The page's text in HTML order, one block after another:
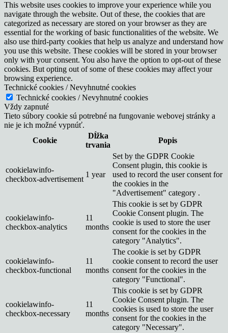
This website uses cookies to improve your experience while you
navigate through the website. Out of these, the cookies that are
categorized as necessary are stored on your browser as they are
essential for the working of basic functionalities of the website. We
also use third-party cookies that help us analyze and understand how
you use this website. These cookies will be stored in your browser
only with your consent. You also have the option to opt-out of these
cookies. But opting out of some of these cookies may affect your
browsing experience.
Technické cookies / Nevyhnutné cookies
Technické cookies / Nevyhnutné cookies
Vždy zapnuté
Tieto súbory cookie sú potrebné na fungovanie webovej stránky a
nie je ich možné vypnúť.
Cookie
Dĺžka
trvania
Popis
cookielawinfo-
checkbox-advertisement
1 year
Set by the GDPR Cookie
Consent plugin, this cookie is
used to record the user consent for
the cookies in the
"Advertisement" category .
cookielawinfo-
checkbox-analytics
11
months
This cookie is set by GDPR
Cookie Consent plugin. The
cookie is used to store the user
consent for the cookies in the
category "Analytics".
cookielawinfo-
checkbox-functional
11
months
The cookie is set by GDPR
cookie consent to record the user
consent for the cookies in the
category "Functional".
cookielawinfo-
checkbox-necessary
11
months
This cookie is set by GDPR
Cookie Consent plugin. The
cookies is used to store the user
consent for the cookies in the
category "Necessary".